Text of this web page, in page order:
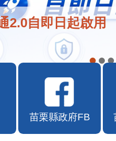
家加入苗栗幣合
苗栗縣政府FB